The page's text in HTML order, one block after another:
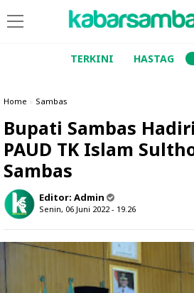
TERKINI HASTAG
Home » Sambas
Bupati Sambas
PAUD TK Islam
Sambas
Editor: Admin
Senin, 06 Juni 2022 - 19.26